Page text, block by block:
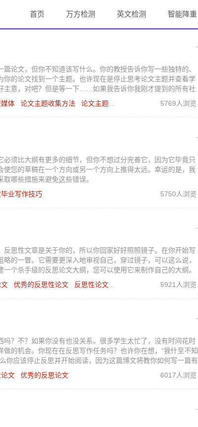
首页 万方检测 英文检测 智能降重
论文，但你不知道该写什么。你的教授告诉你写一些独特的、
的论文找到一个主题。也许现在是停止思考论文主题并查看学
主意，对吧？但是等一下……如果我告诉你我刚才提到的所有社
合查看你八卦新闻？再想一想！看看这四种挖掘社交媒体的方
体 论文主题收集方法 论文主题的写作 5769人浏览
须比大纲有更多的细节，但你不想过分完善它，因为它毕竟只
您的草稿在一个方向或另一个方向上推得太远。幸运的是，我
哪些措施来避免这些错误。
业写作技巧 5750人浏览
思性文章是关于你的，所以你回家好好照照镜子。在你开始写
的一瞥。它需要更深入地审视自己，穿过镜子，可以这么说，
个杀手级的反思论文大纲，您可以使用它来制作自己的大纲。
优秀的反思性论文 反思性论文大纲 5921人浏览
？不？如果你没有也没关系。很多学生太忙了，没有时间花时
的机会。你现在在反思写作任务吗？也许你在想，“我什至不知
你应该停止反思并开始阅读，因为这篇博文将教你如何写一篇有
文 优秀的反思论文 6017人浏览